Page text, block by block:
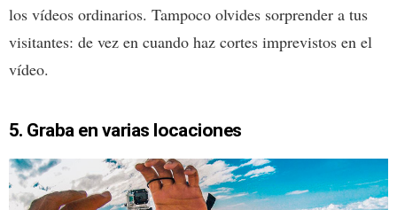
los vídeos ordinarios. Tampoco olvides sorprender a tus
visitantes: de vez en cuando haz cortes imprevistos en el
vídeo.
5. Graba en varias locaciones